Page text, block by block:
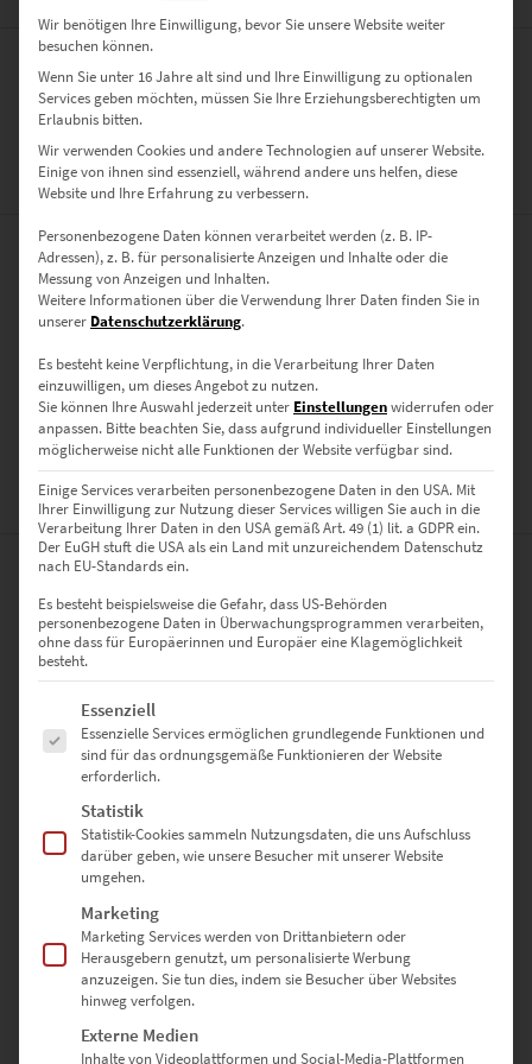
Das Glenfinnan Viadukt in den Westlichen Highlands von
Schottland, auch bekannt als die „Harry Potter Brücke“
ZUSÄTZLICHE INFORMATIONEN
PRODUKT BESONDERHEITEN
AUSFÜHRUNG
GRÖSSE
30 x 20 cm, 45 x 30 cm, 60 x 40 cm, 75 x 50 cm, 90 x 60 cm, 120 x 80
cm, 135 x 90 cm, 150 x 100 cm
BEWERTUNGEN (0)
Bewertungen
Es gibt noch keine Bewertungen.
0 0Bewertungen
Wir benötigen Ihre Einwilligung, bevor Sie unsere Website weiter
besuchen können.
Wenn Sie unter 16 Jahre alt sind und Ihre Einwilligung zu optionalen
Services geben möchten, müssen Sie Ihre Erziehungsberechtigten um
Erlaubnis bitten.
Wir verwenden Cookies und andere Technologien auf unserer Website.
Einige von ihnen sind essenziell, während andere uns helfen, diese
Website und Ihre Erfahrung zu verbessern.
Personenbezogene Daten können verarbeitet werden (z. B. IP-
Adressen), z. B. für personalisierte Anzeigen und Inhalte oder die
Messung von Anzeigen und Inhalten.
Weitere Informationen über die Verwendung Ihrer Daten finden Sie in
unserer Datenschutzerklärung.
Es besteht keine Verpflichtung, in die Verarbeitung Ihrer Daten
einzuwilligen, um dieses Angebot zu nutzen.
Sie können Ihre Auswahl jederzeit unter Einstellungenwiderrufen oder
anpassen. Bitte beachten Sie, dass aufgrund individueller Einstellungen
möglicherweise nicht alle Funktionen der Website verfügbar sind.
Einige Services verarbeiten personenbezogene Daten in den USA. Mit
Ihrer Einwilligung zur Nutzung dieser Services willigen Sie auch in die
Verarbeitung Ihrer Daten in den USA gemäß Art. 49 (1) lit. a GDPR ein.
Der EuGH stuft die USA als ein Land mit unzureichendem Datenschutz
nach EU-Standards ein.
Es besteht beispielsweise die Gefahr, dass US-Behörden
personenbezogene Daten in Überwachungsprogrammen verarbeiten,
ohne dass für Europäerinnen und Europäer eine Klagemöglichkeit
besteht.
Es folgt eine Liste der Service-Gruppen, für die eine Einwilligung
Essenziell
Essenzielle Services ermöglichen grundlegende Funktionen und
sind für das ordnungsgemäße Funktionieren der Website
erforderlich.
Statistik
Statistik-Cookies sammeln Nutzungsdaten, die uns Aufschluss
darüber geben, wie unsere Besucher mit unserer Website
umgehen.
Marketing
Marketing Services werden von Drittanbietern oder
Herausgebern genutzt, um personalisierte Werbung
anzuzeigen. Sie tun dies, indem sie Besucher über Websites
hinweg verfolgen.
Externe Medien
Inhalte von Videoplattformen und Social-Media-Plattformen